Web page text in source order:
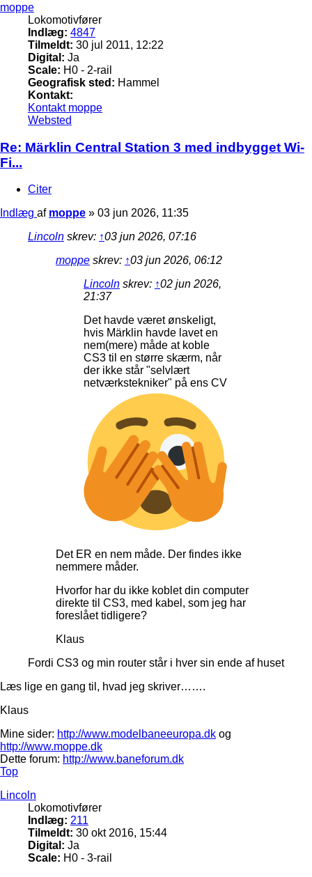
moppe
Lokomotivfører
Indlæg: 4847
Tilmeldt: 30 jul 2011, 12:22
Digital: Ja
Scale: H0 - 2-rail
Geografisk sted: Hammel
Kontakt:
Kontakt moppe
Websted
Re: Märklin Central Station 3 med indbygget Wi-
Fi...
Citer
Indlæg af moppe » 03 jun 2026, 11:35
Lincoln skrev: ↑03 jun 2026, 07:16
moppe skrev: ↑03 jun 2026, 06:12
Lincoln skrev: ↑02 jun 2026,
21:37
Det havde været ønskeligt,
hvis Märklin havde lavet en
nem(mere) måde at koble
CS3 til en større skærm, når
der ikke står "selvlært
netværkstekniker" på ens CV
Det ER en nem måde. Der findes ikke
nemmere måder.
Hvorfor har du ikke koblet din computer
direkte til CS3, med kabel, som jeg har
foreslået tidligere?
Klaus
Fordi CS3 og min router står i hver sin ende af huset
Læs lige en gang til, hvad jeg skriver…….
Klaus
Mine sider: http://www.modelbaneeuropa.dk og
http://www.moppe.dk
Dette forum: http://www.baneforum.dk
Top
Lincoln
Lokomotivfører
Indlæg: 211
Tilmeldt: 30 okt 2016, 15:44
Digital: Ja
Scale: H0 - 3-rail